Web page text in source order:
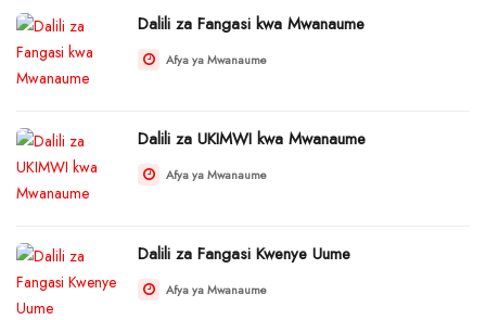
Dalili za Fangasi kwa Mwanaume
Afya ya Mwanaume
Dalili za UKIMWI kwa Mwanaume
Afya ya Mwanaume
Dalili za Fangasi Kwenye Uume
Afya ya Mwanaume